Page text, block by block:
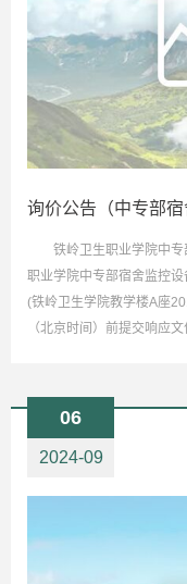
询价公告（中专部宿
铁岭卫生职业学院中
职业学院中专部宿舍监控
(铁岭卫生学院教学楼A座
（北京时间）前提交响应
06
2024-09